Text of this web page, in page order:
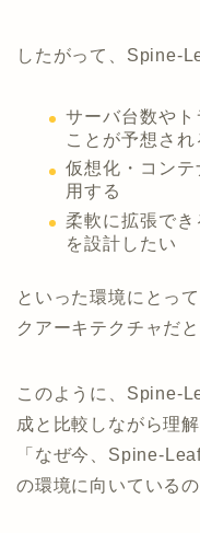
したがって、Spine-
サーバ台数や
ことが予想され
仮想化・コン
用する
柔軟に拡張で
を設計したい
といった環境にとっ
クアーキテクチャだ
このように、Spine-
成と比較しながら理
「なぜ今、Spine-
の環境に向いている